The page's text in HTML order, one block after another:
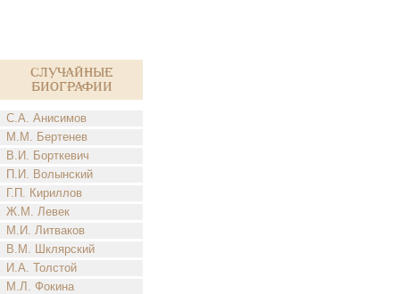
Случайные
биографии
С.А. Анисимов
М.М. Бертенев
В.И. Борткевич
П.И. Волынский
Г.П. Кириллов
Ж.М. Левек
М.И. Литваков
В.М. Шклярский
И.А. Толстой
М.Л. Фокина